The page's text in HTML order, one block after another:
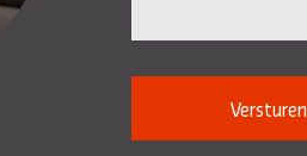
Versturen